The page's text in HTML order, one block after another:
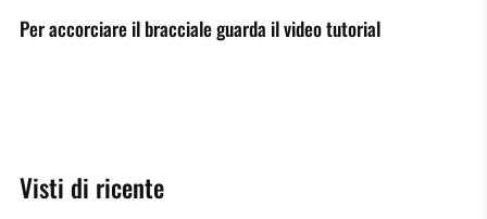
Per accorciare il bracciale guarda il video tutorial
Visti di ricente